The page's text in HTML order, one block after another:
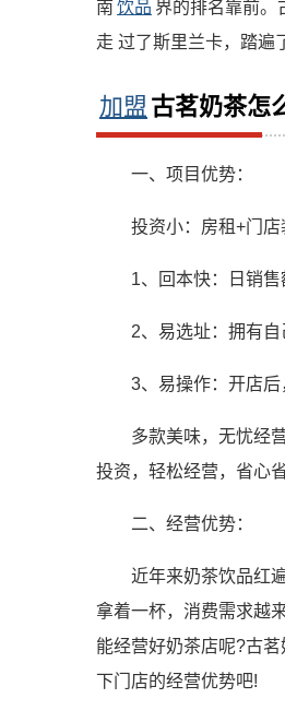
南 饮品 界的排名靠前。
走 过了斯里兰卡，踏遍
加盟 古茗奶茶怎
一、项目优势：
投资小：房租+门店
1、回本快：日销
2、易选址：拥有
3、易操作：开店
多款美味，无忧经
投资，轻松经营，省心
二、经营优势：
近年来奶茶饮品红
拿着一杯，消费需求越
能经营好奶茶店呢?古
下门店的经营优势吧!